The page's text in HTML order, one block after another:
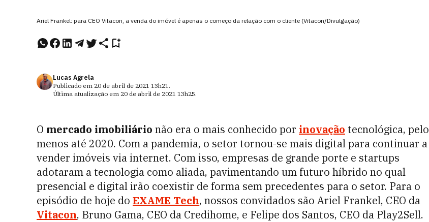
Ariel Frankel: para CEO Vitacon, a venda do imóvel é apenas o começo da relação com o cliente (Vitacon/Divulgação)
Lucas Agrela
Publicado em 20 de abril de 2021 13h21.
Última atualização em 20 de abril de 2021 13h25.
O mercado imobiliário não era o mais conhecido por inovação tecnológica, pelo
menos até 2020. Com a pandemia, o setor tornou-se mais digital para continuar a
vender imóveis via internet. Com isso, empresas de grande porte e startups
adotaram a tecnologia como aliada, pavimentando um futuro híbrido no qual
presencial e digital irão coexistir de forma sem precedentes para o setor. Para o
episódio de hoje do EXAME Tech, nossos convidados são Ariel Frankel, CEO da
Vitacon, Bruno Gama, CEO da Credihome, e Felipe dos Santos, CEO da Play2Sell.